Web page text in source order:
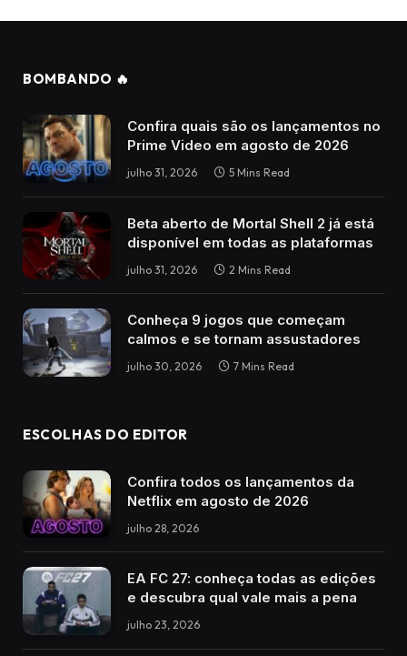
BOMBANDO 🔥
Confira quais são os lançamentos no
Prime Video em agosto de 2026
julho 31, 2026 5 Mins Read
Beta aberto de Mortal Shell 2 já está
disponível em todas as plataformas
julho 31, 2026 2 Mins Read
Conheça 9 jogos que começam
calmos e se tornam assustadores
julho 30, 2026 7 Mins Read
ESCOLHAS DO EDITOR
Confira todos os lançamentos da
Netflix em agosto de 2026
julho 28, 2026
EA FC 27: conheça todas as edições
e descubra qual vale mais a pena
julho 23, 2026